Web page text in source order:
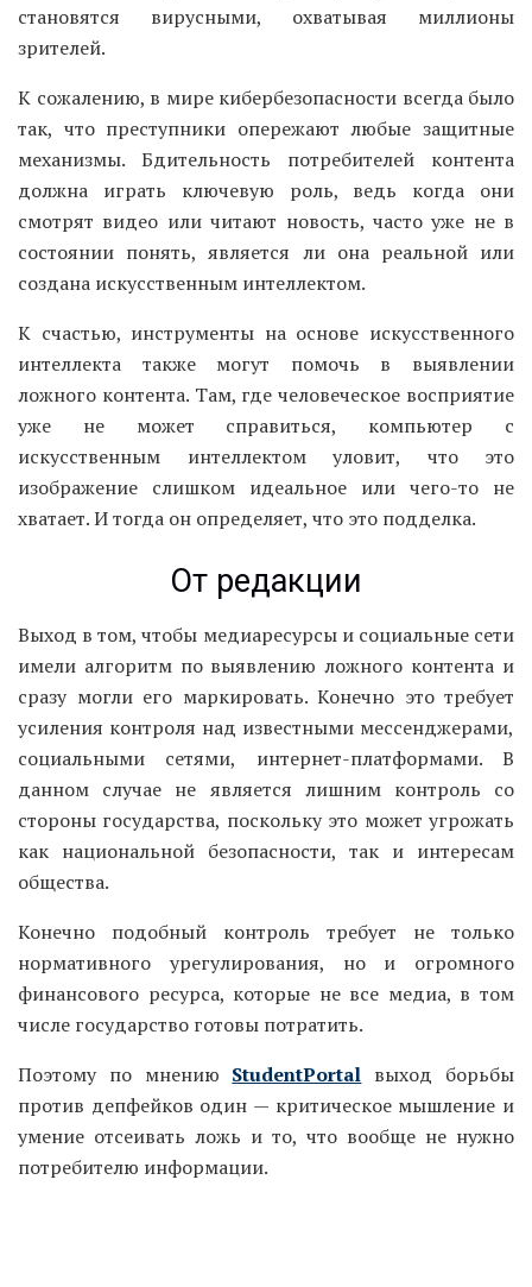
становятся вирусными, охватывая миллионы
зрителей.
К сожалению, в мире кибербезопасности всегда было
так, что преступники опережают любые защитные
механизмы. Бдительность потребителей контента
должна играть ключевую роль, ведь когда они
смотрят видео или читают новость, часто уже не в
состоянии понять, является ли она реальной или
создана искусственным интеллектом.
К счастью, инструменты на основе искусственного
интеллекта также могут помочь в выявлении
ложного контента. Там, где человеческое восприятие
уже не может справиться, компьютер с
искусственным интеллектом уловит, что это
изображение слишком идеальное или чего-то не
хватает. И тогда он определяет, что это подделка.
От редакции
Выход в том, чтобы медиаресурсы и социальные сети
имели алгоритм по выявлению ложного контента и
сразу могли его маркировать. Конечно это требует
усиления контроля над известными мессенджерами,
социальными сетями, интернет-платформами. В
данном случае не является лишним контроль со
стороны государства, поскольку это может угрожать
как национальной безопасности, так и интересам
общества.
Конечно подобный контроль требует не только
нормативного урегулирования, но и огромного
финансового ресурса, которые не все медиа, в том
числе государство готовы потратить.
Поэтому по мнению StudentPortal выход борьбы
против депфейков один — критическое мышление и
умение отсеивать ложь и то, что вообще не нужно
потребителю информации.